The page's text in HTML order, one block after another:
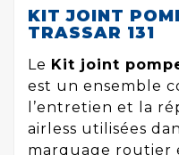
KIT JOINT
TRASSAR 131
Le Kit joint
est un ensemble
l’entretien et la
airless utilisées
marquage routier